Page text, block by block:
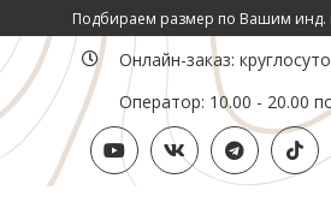
размер по Вашим инд. параметрам
Онлайн-заказ:
Оператор: 10.00 - 20.00